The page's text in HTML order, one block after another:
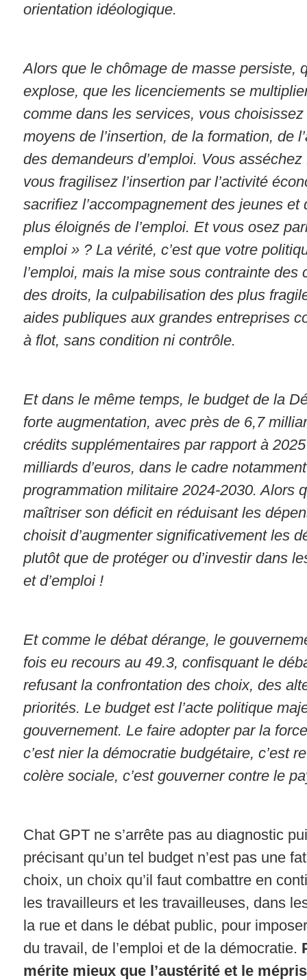
orientation idéologique.
Alors que le chômage de masse persiste,
explose, que les licenciements se
comme dans les services, vous
moyens de l’insertion, de la formation, de
des demandeurs d’emploi. Vous
vous fragilisez l’insertion par l’activité
sacrifiez l’accompagnement des jeunes et
plus éloignés de l’emploi. Et vous osez
emploi » ? La vérité, c’est que votre
l’emploi, mais la mise sous contrainte des
des droits, la culpabilisation des plus
aides publiques aux grandes entreprises
à flot, sans condition ni contrôle.
Et dans le même temps, le budget de la
forte augmentation, avec près de 6,7
crédits supplémentaires par rapport à
milliards d’euros, dans le cadre
programmation militaire 2024-2030. Alors
maîtriser son déficit en réduisant les
choisit d’augmenter significativement les
plutôt que de protéger ou d’investir dans
et d’emploi !
Et comme le débat dérange, le
fois eu recours au 49.3, confisquant le
refusant la confrontation des choix, des
priorités. Le budget est l’acte politique
gouvernement. Le faire adopter par la
c’est nier la démocratie budgétaire, c’est
colère sociale, c’est gouverner contre le
Chat GPT ne s’arrête pas au diagnostic
précisant qu’un tel budget n’est pas une
choix, un choix qu’il faut combattre en
les travailleurs et les travailleuses, dans
la rue et dans le débat public, pour
du travail, de l’emploi et de la démocratie.
mérite mieux que l’austérité et le